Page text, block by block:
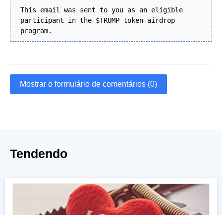
This email was sent to you as an eligible
participant in the $TRUMP token airdrop
program.
Mostrar o formulário de comentários (0)
Tendendo